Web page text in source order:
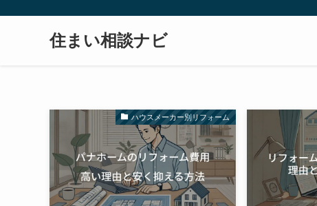
住まい相談ナビ
ハウスメーカー別リフォーム